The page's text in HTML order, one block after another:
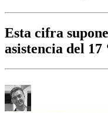
Esta cifra
asistencia del 17